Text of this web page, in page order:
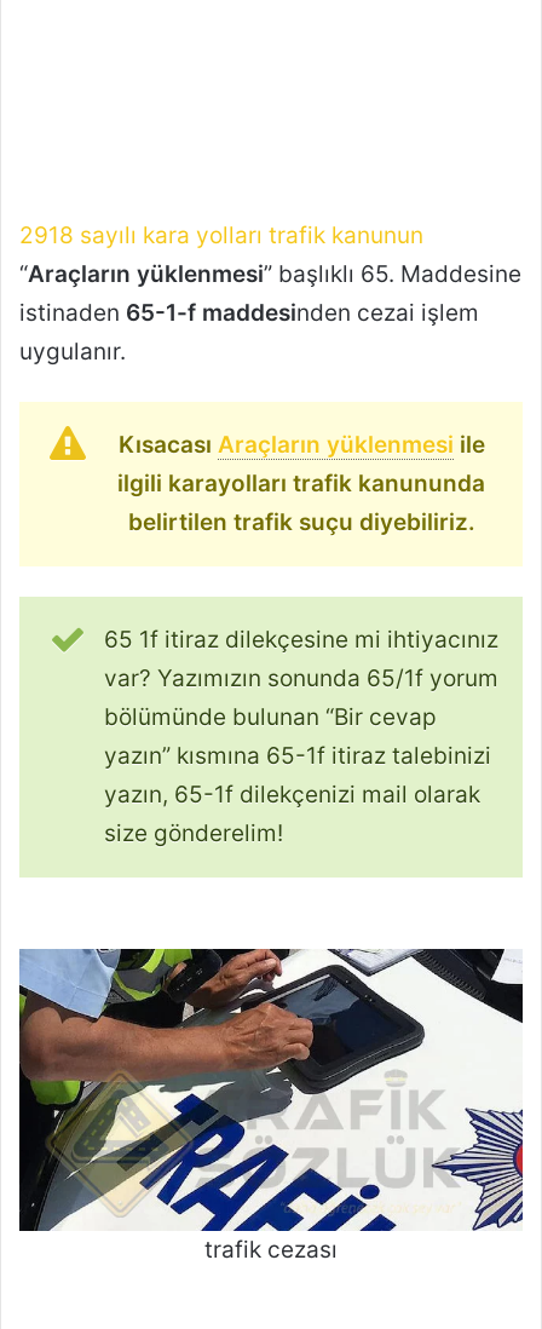
2918 sayılı kara yolları trafik kanunun
“Araçların yüklenmesi” başlıklı 65. Maddesine
istinaden 65-1-f maddesinden cezai işlem
uygulanır.
Kısacası Araçların yüklenmesi ile
ilgili karayolları trafik kanununda
belirtilen trafik suçu diyebiliriz.
65 1f itiraz dilekçesine mi ihtiyacınız
var? Yazımızın sonunda 65/1f yorum
bölümünde bulunan “Bir cevap
yazın” kısmına 65-1f itiraz talebinizi
yazın, 65-1f dilekçenizi mail olarak
size gönderelim!
trafik cezası